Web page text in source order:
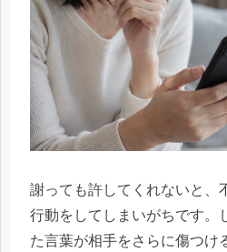
謝っても許してくれないと、
行動をしてしまいがちです。
た言葉が相手をさらに傷つけ